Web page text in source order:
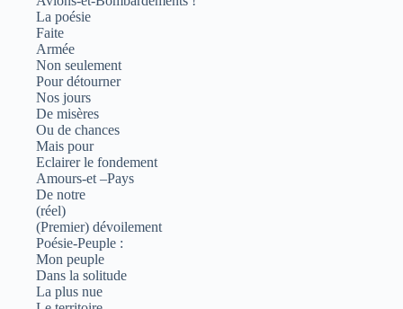
La poésie
Faite
Armée
Non seulement
Pour détourner
Nos jours
De misères
Ou de chances
Mais pour
Eclairer le fondement
Amours-et –Pays
De notre
(réel)
(Premier) dévoilement
Poésie-Peuple :
Mon peuple
Dans la solitude
La plus nue